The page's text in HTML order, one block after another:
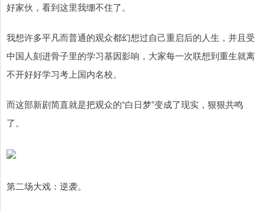
好家伙，看到这里我绷不住了。
我想许多平凡而普通的观众都幻想过自己重启后的人生，并且受
中国人刻进骨子里的学习基因影响，大家每一次联想到重生就离
不开好好学习考上国内名校。
而这部新剧简直就是把观众的“白日梦”变成了现实，狠狠共鸣
了。
第二场大戏：逆袭。